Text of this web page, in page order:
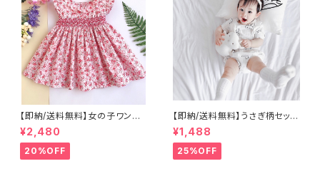
【即納/送料無料】女の子ワンピ
ースチュニック スモッキング刺
繍子供トップス ピンク色 ワンピ
ース 丸襟ワンピース海外子供
服
¥2,480
20%OFF
【即納/送料無料】うさぎ柄セット
アップ ベビーセットアップ 女
の子男の子セットアップ半袖パン
ツ海外こども服ベビー服
¥1,488
25%OFF